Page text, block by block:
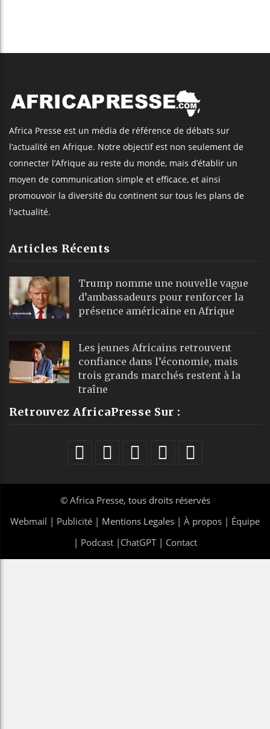
Africa Presse est un média de référence de débats sur
l’actualité en Afrique. Notre objectif est non seulement de
connecter l’Afrique au reste du monde, mais d’établir un
moyen de communication simple et efficace, et ainsi
promouvoir la diversité du continent sur tous les plans de
l'actualité.
Articles Récents
Trump nomme une nouvelle vague
d’ambassadeurs pour renforcer la
présence américaine en Afrique
Les jeunes Africains retrouvent
confiance dans l’économie, mais
trois grands marchés restent à la
traîne
Retrouvez AfricaPresse Sur :
© Africa Presse, tous droits réservés
Webmail | Publicité | Mentions Legales | À propos | Équipe
| Podcast| ChatGPT| Contact